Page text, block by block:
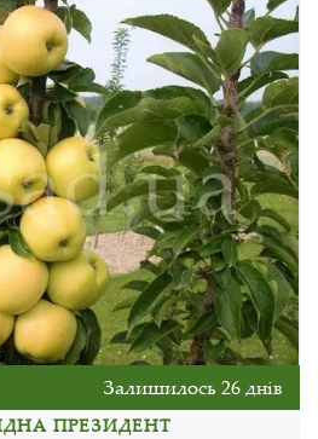
Залишилось 26 днів
ПРЕЗИДЕНТ